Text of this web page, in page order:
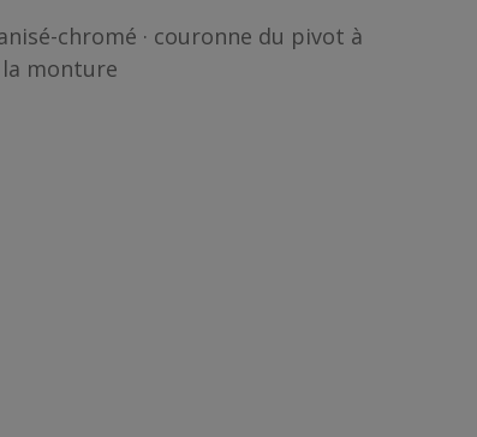
chromé · couronne du pivot à
monture